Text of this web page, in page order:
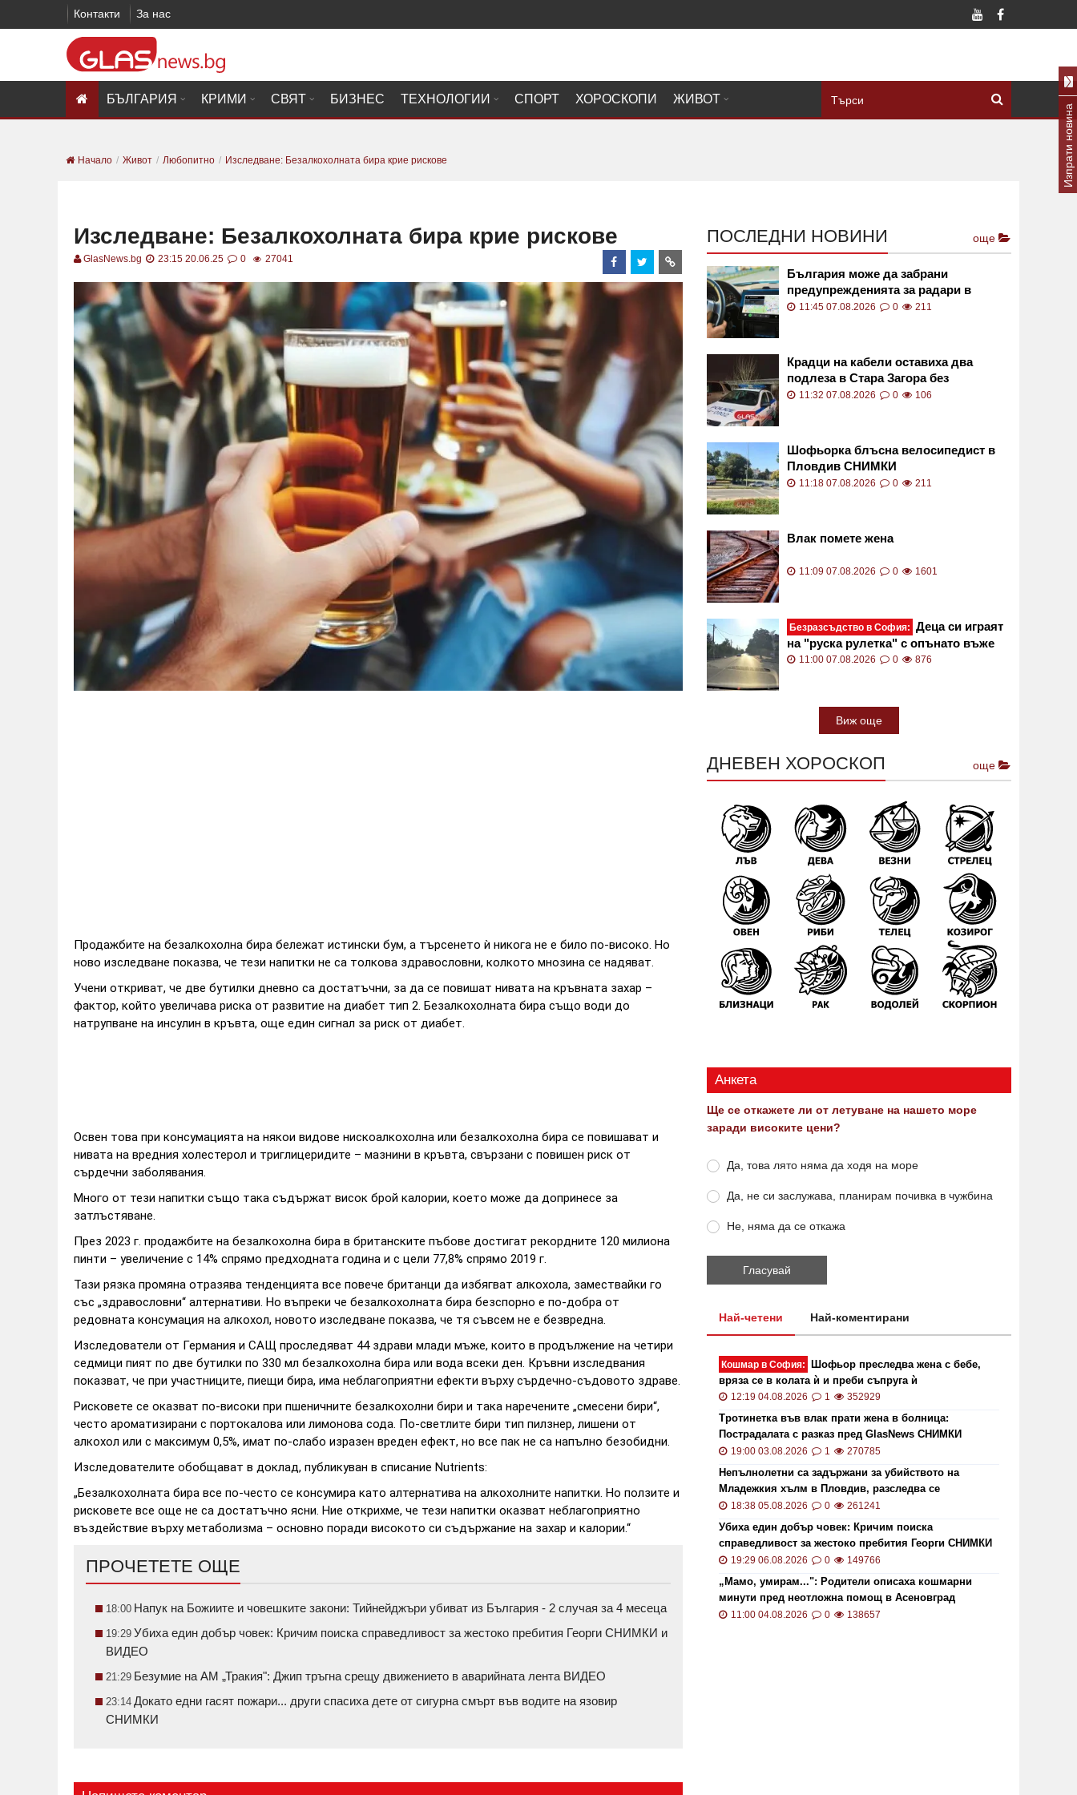
Контакти За нас
БЪЛГАРИЯ КРИМИ СВЯТ БИЗНЕС ТЕХНОЛОГИИ СПОРТ ХОРОСКОПИ ЖИВОТ
Начало Живот Любопитно Изследване: Безалкохолната бира крие рискове
Изследване: Безалкохолната бира крие рискове
GlasNews.bg 23:15 20.06.25 0 27041
Продажбите на безалкохолна бира бележат истински бум, а търсенето ѝ никога не е било по-високо. Но
ново изследване показва, че тези напитки не са толкова здравословни, колкото мнозина се надяват.
Учени откриват, че две бутилки дневно са достатъчни, за да се повишат нивата на кръвната захар –
фактор, който увеличава риска от развитие на диабет тип 2. Безалкохолната бира също води до
натрупване на инсулин в кръвта, още един сигнал за риск от диабет.
Освен това при консумацията на някои видове нискоалкохолна или безалкохолна бира се повишават и
нивата на вредния холестерол и триглицеридите – мазнини в кръвта, свързани с повишен риск от
сърдечни заболявания.
Много от тези напитки също така съдържат висок брой калории, което може да допринесе за
затлъстяване.
През 2023 г. продажбите на безалкохолна бира в британските пъбове достигат рекордните 120 милиона
пинти – увеличение с 14% спрямо предходната година и с цели 77,8% спрямо 2019 г.
Тази рязка промяна отразява тенденцията все повече британци да избягват алкохола, замествайки го
със „здравословни“ алтернативи. Но въпреки че безалкохолната бира безспорно е по-добра от
редовната консумация на алкохол, новото изследване показва, че тя съвсем не е безвредна.
Изследователи от Германия и САЩ проследяват 44 здрави млади мъже, които в продължение на четири
седмици пият по две бутилки по 330 мл безалкохолна бира или вода всеки ден. Кръвни изследвания
показват, че при участниците, пиещи бира, има неблагоприятни ефекти върху сърдечно-съдовото здраве.
Рисковете се оказват по-високи при пшеничните безалкохолни бири и така наречените „смесени бири“,
често ароматизирани с портокалова или лимонова сода. По-светлите бири тип пилзнер, лишени от
алкохол или с максимум 0,5%, имат по-слабо изразен вреден ефект, но все пак не са напълно безобидни.
Изследователите обобщават в доклад, публикуван в списание Nutrients:
„Безалкохолната бира все по-често се консумира като алтернатива на алкохолните напитки. Но ползите и
рисковете все още не са достатъчно ясни. Ние открихме, че тези напитки оказват неблагоприятно
въздействие върху метаболизма – основно поради високото си съдържание на захар и калории.“
ПРОЧЕТЕТЕ ОЩЕ
18:00 Напук на Божиите и човешките закони: Тийнейджъри убиват из България - 2 случая за 4 месеца
19:29 Убиха един добър човек: Кричим поиска справедливост за жестоко пребития Георги СНИМКИ и
ВИДЕО
21:29 Безумие на АМ „Тракия": Джип тръгна срещу движението в аварийната лента ВИДЕО
23:14 Докато едни гасят пожари... други спасиха дете от сигурна смърт във водите на язовир
СНИМКИ
ПОСЛЕДНИ НОВИНИ още
България може да забрани
предупрежденията за радари в
навигационните приложения
11:45 07.08.2026 0 211
Крадци на кабели оставиха два
подлеза в Стара Загора без
осветление
11:32 07.08.2026 0 106
Шофьорка блъсна велосипедист в
Пловдив СНИМКИ
11:18 07.08.2026 0 211
Влак помете жена
11:09 07.08.2026 0 1601
Безразсъдство в София: Деца си играят
на "руска рулетка" с опънато въже
през улицата ВИДЕО
11:00 07.08.2026 0 876
Виж още
ДНЕВЕН ХОРОСКОП още
Анкета
Ще се откажете ли от летуване на нашето море
заради високите цени?
Да, това лято няма да ходя на море
Да, не си заслужава, планирам почивка в чужбина
Не, няма да се откажа
Най-четени Най-коментирани
Кошмар в София:
Шофьор преследва жена с бебе,
вряза се в колата ѝ и преби съпруга ѝ
12:19 04.08.2026 1 352929
Тротинетка във влак прати жена в болница:
Пострадалата с разказ пред GlasNews СНИМКИ
19:00 03.08.2026 1 270785
Непълнолетни са задържани за убийството на
Младежкия хълм в Пловдив, разследва се
хомофобски мотив
18:38 05.08.2026 0 261241
Убиха един добър човек: Кричим поиска
справедливост за жестоко пребития Георги СНИМКИ
и ВИДЕО
19:29 06.08.2026 0 149766
„Мамо, умирам...": Родители описаха кошмарни
минути пред неотложна помощ в Асеновград
11:00 04.08.2026 0 138657
Изпрати новина